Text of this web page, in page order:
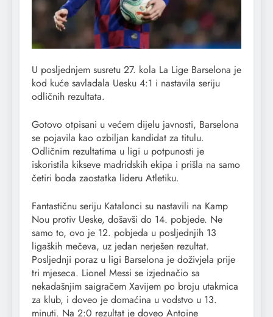
U posljednjem susretu 27. kola La Lige Barselona je
kod kuće savladala Uesku 4:1 i nastavila seriju
odličnih rezultata.
Gotovo otpisani u većem dijelu javnosti, Barselona
se pojavila kao ozbiljan kandidat za titulu.
Odličnim rezultatima u ligi u potpunosti je
iskoristila kikseve madridskih ekipa i prišla na samo
četiri boda zaostatka lideru Atletiku.
Fantastičnu seriju Katalonci su nastavili na Kamp
Nou protiv Ueske, došavši do 14. pobjede. Ne
samo to, ovo je 12. pobjeda u posljednjih 13
ligaških mečeva, uz jedan nerješen rezultat.
Posljednji poraz u ligi Barselona je doživjela prije
tri mjeseca. Lionel Messi se izjednačio sa
nekadašnjim saigračem Xavijem po broju utakmica
za klub, i doveo je domaćina u vodstvo u 13.
minuti. Na 2:0 rezultat je doveo Antoine